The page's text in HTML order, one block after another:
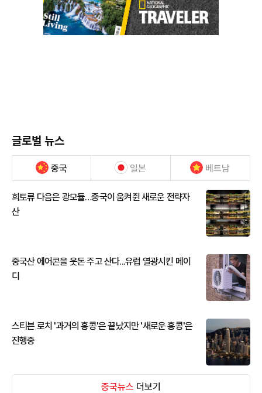
글로벌 뉴스
중국 일본 베트남
희토류 다음은 광모듈…중국이 움켜쥔 새로운 전략자
산
중국산 에어콘을 웃돈 주고 산다...유럽 열광시킨 메이
디
스티븐 로치 '과거의 홍콩'은 끝났지만 '새로운 홍콩'은
진행중
중국뉴스 더보기